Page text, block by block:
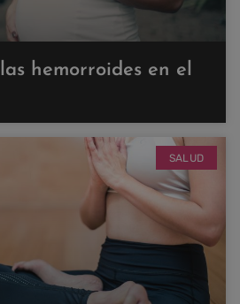
hemorroides en el
SALUD